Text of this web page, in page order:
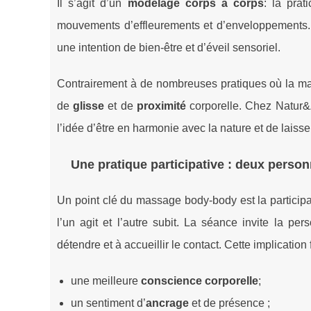
Il s’agit d’un modelage corps à corps: la
mouvements d’effleurements et
une intention de bien-être et d’éveil sensoriel.
Contrairement à de nombreuses pratiques où la
deglisse et de proximitécorporelle. Chez
l’idée d’être en harmonie avec la nature et de
Une pratique participative : deux
Un point clé du massage body-body est la
l’un agit et l’autre subit. La séance invite la
détendre et à accueillir le contact. Cette implication
une meilleure conscience corporelle;
un sentiment d’ancrage et de présence ;